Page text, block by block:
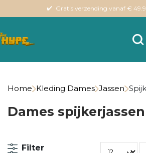
Gratis verzending vanaf €
Home Kleding Dames Jassen
Dames spijkerjassen
Filter